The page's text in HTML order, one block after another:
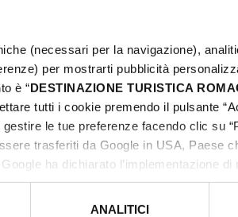
(necessari per la navigazione),
per mostrarti pubblicità
è “DESTINAZIONE TURISTICA
tutti i cookie premendo il pulsante
le tue preferenze facendo clic su
trasferiti da Google in USA, Paese
ha dichiarato l’implementazione
sufficienti.
ANALITICI
2025